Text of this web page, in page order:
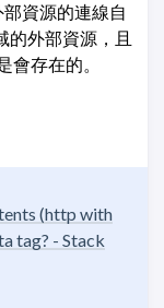
資源的連線自
的外部資源，且
會存在的。
(http with
tag? - Stack